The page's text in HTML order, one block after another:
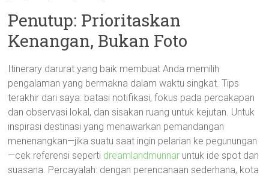
Penutup: Prioritaskan
Kenangan, Bukan Foto
Itinerary darurat yang baik membuat Anda memilih
pengalaman yang bermakna dalam waktu singkat. Tips
terakhir dari saya: batasi notifikasi, fokus pada percakapan
dan observasi lokal, dan sisakan ruang untuk kejutan. Untuk
inspirasi destinasi yang menawarkan pemandangan
menenangkan—jika suatu saat ingin pelarian ke pegunungan
—cek referensi seperti dreamlandmunnar untuk ide spot dan
suasana. Percayalah: dengan perencanaan sederhana, kota